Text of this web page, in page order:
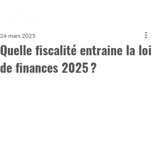
Quelle fiscalité entraine la loi
de finances 2025 ?
24 mars 2025